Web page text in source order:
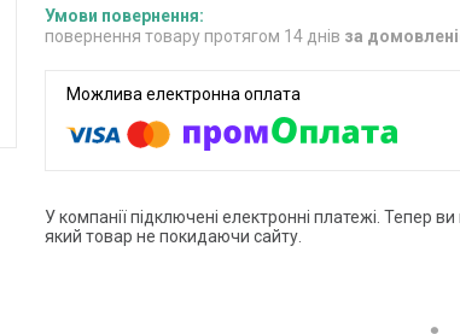
повернення товару протягом 14 днів за
У компанії підключені електронні платежі. Тепер
який товар не покидаючи сайту.